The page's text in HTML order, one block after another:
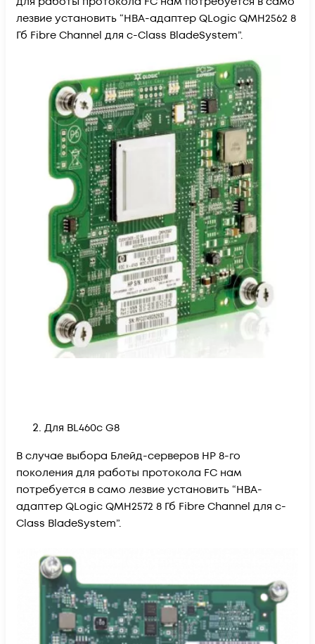
лезвие установить “HBA-адаптер QLogic QMH2562 8
Гб Fibre Channel для c-Class BladeSystem”.
Для BL460c G8
В случае выбора Блейд-серверов HP 8-го
поколения для работы протокола FC нам
потребуется в само лезвие установить “HBA-
адаптер QLogic QMH2572 8 Гб Fibre Channel для c-
Class BladeSystem”.